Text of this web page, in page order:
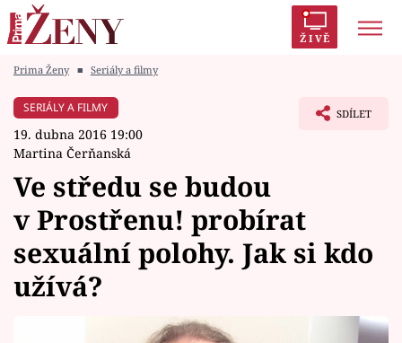
ŽIVĚ
Módní alarm
Témata
Celebrity
Prima Ženy ■ Seriály a filmy
SERIÁLY A FILMY
19. dubna 2016 19:00
Martina Čerňanská
SDÍLET
Ve středu se budou
v Prostřenu! probírat
sexuální polohy. Jak si kdo
užívá?